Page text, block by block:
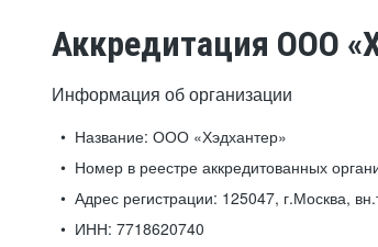
Аккредитация ООО
Информация об организации
Название: ООО «Хэдхантер»
Номер в реестре аккредитованных
Адрес регистрации: 125047, г.Москва,
ИНН: 7718620740